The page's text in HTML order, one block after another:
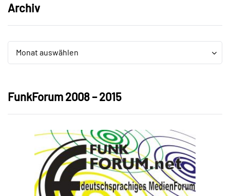
Archiv
Monat auswählen
Archiv
FunkForum 2008 – 2015